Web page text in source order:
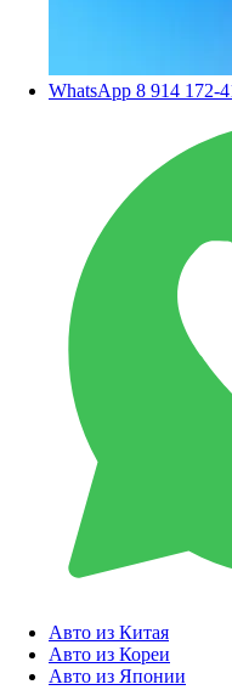
WhatsApp 8 914 172-
Авто из Китая
Авто из Кореи
Авто из Японии